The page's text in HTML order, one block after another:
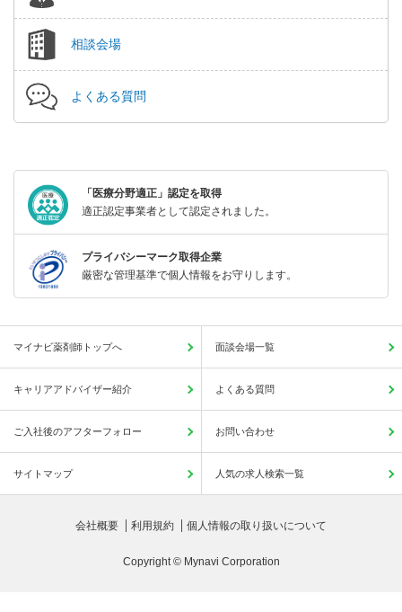
相談会場
よくある質問
「医療分野適正」認定を取得
適正認定事業者として認定されました。
プライバシーマーク取得企業
厳密な管理基準で個人情報をお守りします。
マイナビ薬剤師トップへ 面談会場一覧
キャリアアドバイザー紹介 よくある質問
ご入社後のアフターフォロー お問い合わせ
サイトマップ 人気の求人検索一覧
会社概要 利用規約 個人情報の取り扱いについて
Copyright © Mynavi Corporation